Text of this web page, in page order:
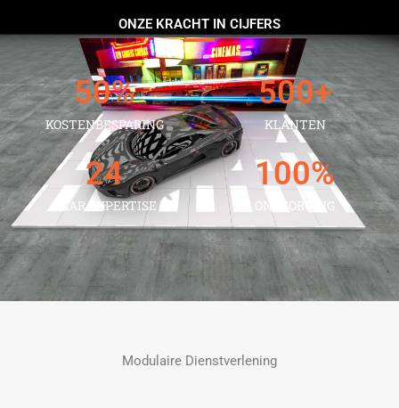
ONZE KRACHT IN CIJFERS
KOSTENBESPARING
50%
KLANTEN
500+
JAAR EXPERTISE
24
ONTZORGING
100%
Modulaire Dienstverlening